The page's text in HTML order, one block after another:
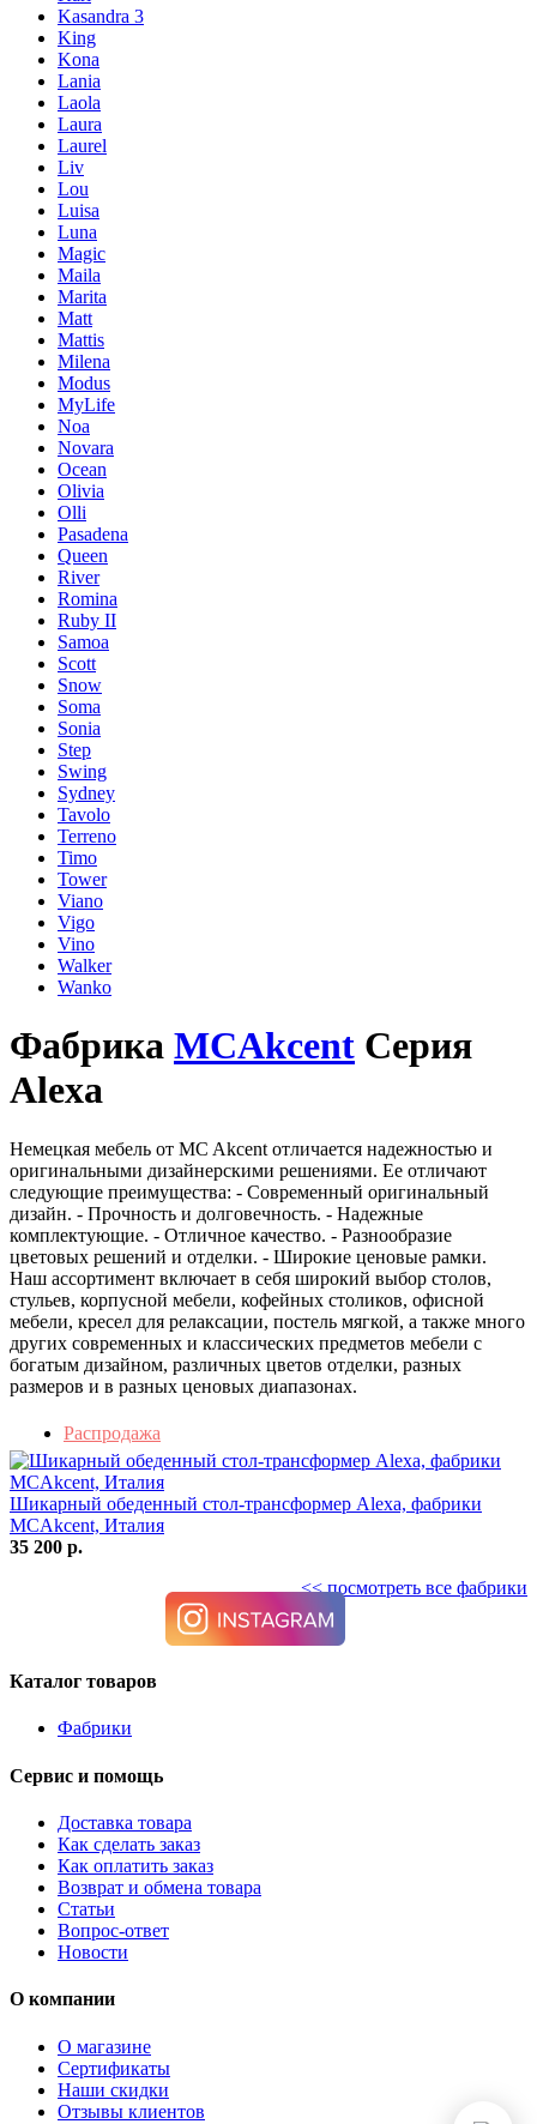
Kasandra 3
King
Kona
Lania
Laola
Laura
Laurel
Liv
Lou
Luisa
Luna
Magic
Maila
Marita
Matt
Mattis
Milena
Modus
MyLife
Noa
Novara
Ocean
Olivia
Olli
Pasadena
Queen
River
Romina
Ruby II
Samoa
Scott
Snow
Soma
Sonia
Step
Swing
Sydney
Tavolo
Terreno
Timo
Tower
Viano
Vigo
Vino
Walker
Wanko
Фабрика MCAkcent Серия
Alexa
Немецкая мебель от MC Akcent отличается надежностью и
оригинальными дизайнерскими решениями. Ее отличают
следующие преимущества: - Современный оригинальный
дизайн. - Прочность и долговечность. - Надежные
комплектующие. - Отличное качество. - Разнообразие
цветовых решений и отделки. - Широкие ценовые рамки.
Наш ассортимент включает в себя широкий выбор столов,
стульев, корпусной мебели, кофейных столиков, офисной
мебели, кресел для релаксации, постель мягкой, а также много
других современных и классических предметов мебели с
богатым дизайном, различных цветов отделки, разных
размеров и в разных ценовых диапазонах.
Распродажа
Шикарный обеденный стол-трансформер Alexa, фабрики
MCAkcent, Италия
35 200 р.
<< посмотреть все фабрики
Каталог товаров
Фабрики
Сервис и помощь
Доставка товара
Как сделать заказ
Как оплатить заказ
Возврат и обмена товара
Статьи
Вопрос-ответ
Новости
О компании
О магазине
Сертификаты
Наши скидки
Отзывы клиентов